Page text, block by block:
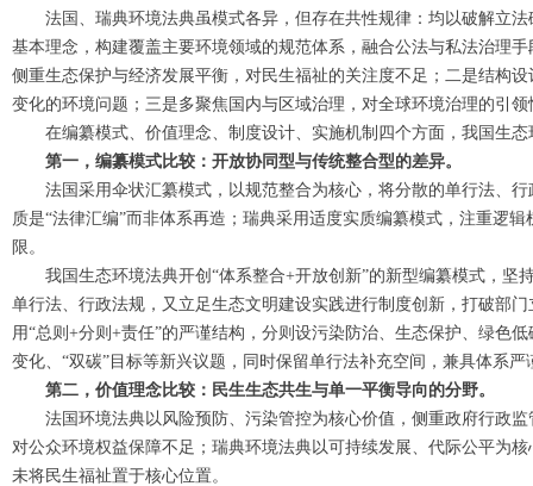
法国、瑞典环境法典虽模式各异，但存在共性规律：均以破解立
基本理念，构建覆盖主要环境领域的规范体系，融合公法与私法治理
侧重生态保护与经济发展平衡，对民生福祉的关注度不足；二是结构
变化的环境问题；三是多聚焦国内与区域治理，对全球环境治理的引领
在编纂模式、价值理念、制度设计、实施机制四个方面，我国生
第一，编纂模式比较：开放协同型与传统整合型的差异。
法国采用伞状汇纂模式，以规范整合为核心，将分散的单行法、
质是“法律汇编”而非体系再造；瑞典采用适度实质编纂模式，注重逻
限。
我国生态环境法典开创“体系整合+开放创新”的新型编纂模式，坚
单行法、行政法规，又立足生态文明建设实践进行制度创新，打破部
用“总则+分则+责任”的严谨结构，分则设污染防治、生态保护、绿色
变化、“双碳”目标等新兴议题，同时保留单行法补充空间，兼具体系严
第二，价值理念比较：民生生态共生与单一平衡导向的分野。
法国环境法典以风险预防、污染管控为核心价值，侧重政府行政
对公众环境权益保障不足；瑞典环境法典以可持续发展、代际公平为
未将民生福祉置于核心位置。